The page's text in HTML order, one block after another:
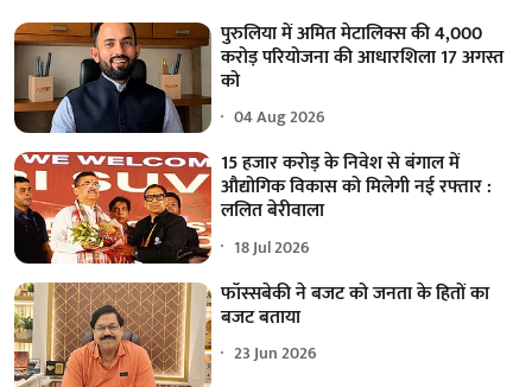
पुरुलिया में अमित मेटालिक्स की 4,000
करोड़ परियोजना की आधारशिला 17 अगस्त
को
04 Aug 2026
15 हजार करोड़ के निवेश से बंगाल में
औद्योगिक विकास को मिलेगी नई रफ्तार :
ललित बेरीवाला
18 Jul 2026
फॉस्सबेकी ने बजट को जनता के हितों का
बजट बताया
23 Jun 2026